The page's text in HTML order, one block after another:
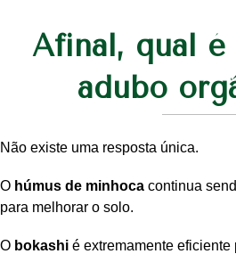
Afinal, qual
adubo
Não existe uma resposta única.
O húmus de minhoca continua
para melhorar o solo.
O bokashi é extremamente